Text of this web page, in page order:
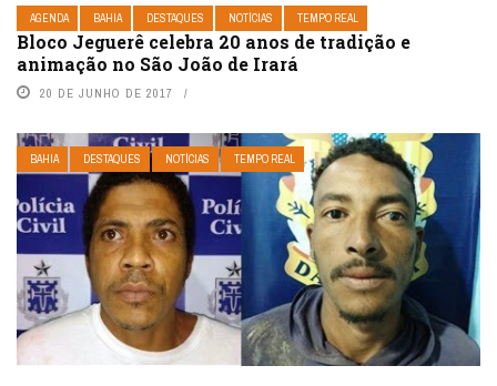
AGENDA BAHIA DESTAQUES NOTÍCIAS TEMPO REAL
Bloco Jeguerê celebra 20 anos de tradição e
animação no São João de Irará
20 DE JUNHO DE 2017
BAHIA DESTAQUES NOTÍCIAS TEMPO REAL